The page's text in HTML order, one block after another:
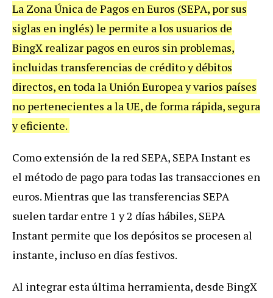
La Zona Única de Pagos en Euros (SEPA, por sus
siglas en inglés) le permite a los usuarios de
BingX realizar pagos en euros sin problemas,
incluidas transferencias de crédito y débitos
directos, en toda la Unión Europea y varios países
no pertenecientes a la UE, de forma rápida, segura
y eficiente.
Como extensión de la red SEPA, SEPA Instant es
el método de pago para todas las transacciones en
euros. Mientras que las transferencias SEPA
suelen tardar entre 1 y 2 días hábiles, SEPA
Instant permite que los depósitos se procesen al
instante, incluso en días festivos.
Al integrar esta última herramienta, desde BingX